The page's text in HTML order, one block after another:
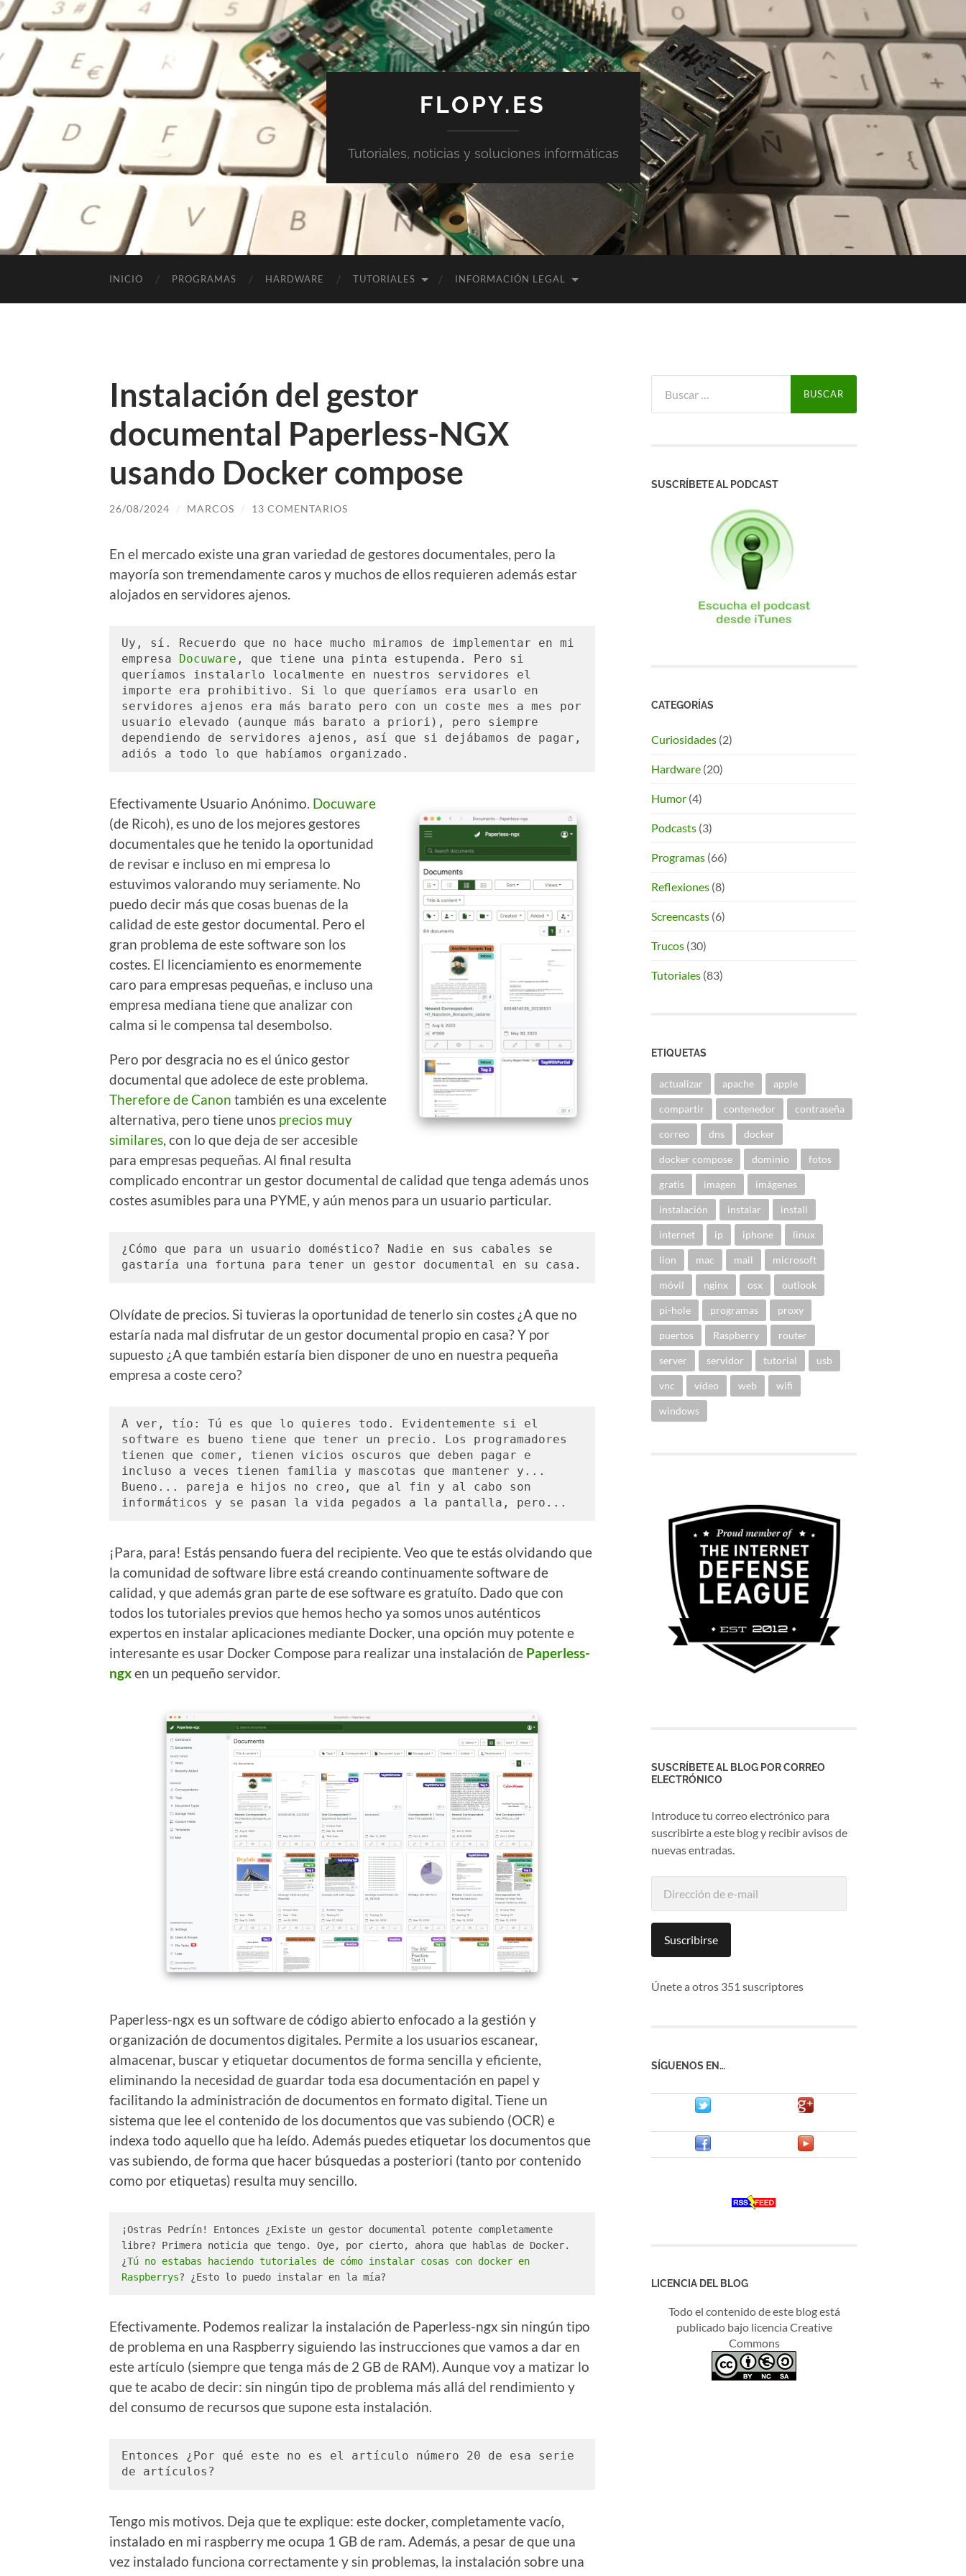
FLOPY.ES
Tutoriales, noticias y soluciones informáticas
INICIO PROGRAMAS HARDWARE TUTORIALES INFORMACIÓN LEGAL
Instalación del gestor
documental Paperless-NGX
usando Docker compose
26/08/2024 / MARCOS / 13 COMENTARIOS
En el mercado existe una gran variedad de gestores documentales, pero la
mayoría son tremendamente caros y muchos de ellos requieren además estar
alojados en servidores ajenos.
Uy, sí. Recuerdo que no hace mucho miramos de implementar en mi
empresa Docuware , que tiene una pinta estupenda. Pero si
queríamos instalarlo localmente en nuestros servidores el
importe era prohibitivo. Si lo que queríamos era usarlo en
servidores ajenos era más barato pero con un coste mes a mes por
usuario elevado (aunque más barato a priori), pero siempre
dependiendo de servidores ajenos, así que si dejábamos de pagar,
adiós a todo lo que habíamos organizado.
Efectivamente Usuario Anónimo. Docuware
(de Ricoh), es uno de los mejores gestores
documentales que he tenido la oportunidad
de revisar e incluso en mi empresa lo
estuvimos valorando muy seriamente. No
puedo decir más que cosas buenas de la
calidad de este gestor documental. Pero el
gran problema de este software son los
costes. El licenciamiento es enormemente
caro para empresas pequeñas, e incluso una
empresa mediana tiene que analizar con
calma si le compensa tal desembolso.
Pero por desgracia no es el único gestor
documental que adolece de este problema.
Therefore de Canon también es una excelente
alternativa, pero tiene unos precios muy
similares , con lo que deja de ser accesible
para empresas pequeñas. Al final resulta
complicado encontrar un gestor documental de calidad que tenga además unos
costes asumibles para una PYME, y aún menos para un usuario particular.
¿Cómo que para un usuario doméstico? Nadie en sus cabales se
Olvídate de precios. Si tuvieras la oportunidad de tenerlo sin costes ¿A que no
estaría nada mal disfrutar de un gestor documental propio en casa? Y por
supuesto ¿A que también estaría bien disponer de uno en nuestra pequeña
empresa a coste cero?
A ver, tío: Tú es que lo quieres todo. Evidentemente si el
software es bueno tiene que tener un precio. Los programadores
tienen que comer, tienen vicios oscuros que deben pagar e
incluso a veces tienen familia y mascotas que mantener y...
Bueno... pareja e hijos no creo, que al fin y al cabo son
informáticos y se pasan la vida pegados a la pantalla, pero...
¡Para, para! Estás pensando fuera del recipiente. Veo que te estás olvidando que
la comunidad de software libre está creando continuamente software de
calidad, y que además gran parte de ese software es gratuíto. Dado que con
todos los tutoriales previos que hemos hecho ya somos unos auténticos
expertos en instalar aplicaciones mediante Docker, una opción muy potente e
interesante es usar Docker Compose para realizar una instalación de Paperless-
ngxen un pequeño servidor.
Paperless-ngx es un software de código abierto enfocado a la gestión y
organización de documentos digitales. Permite a los usuarios escanear,
almacenar, buscar y etiquetar documentos de forma sencilla y eficiente,
eliminando la necesidad de guardar toda esa documentación en papel y
facilitando la administración de documentos en formato digital. Tiene un
sistema que lee el contenido de los documentos que vas subiendo (OCR) e
indexa todo aquello que ha leído. Además puedes etiquetar los documentos que
vas subiendo, de forma que hacer búsquedas a posteriori (tanto por contenido
como por etiquetas) resulta muy sencillo.
¡Ostras Pedrín! Entonces ¿Existe un gestor documental potente completamente
libre? Primera noticia que tengo. Oye, por cierto, ahora que hablas de Docker.
¿Tú no estabas haciendo tutoriales de cómo instalar cosas con docker en
Raspberrys? ¿Esto lo puedo instalar en la mía?
Efectivamente. Podemos realizar la instalación de Paperless-ngx sin ningún tipo
de problema en una Raspberry siguiendo las instrucciones que vamos a dar en
este artículo (siempre que tenga más de 2 GB de RAM). Aunque voy a matizar lo
que te acabo de decir: sin ningún tipo de problema más allá del rendimiento y
del consumo de recursos que supone esta instalación.
Entonces ¿Por qué este no es el artículo número 20 de esa serie
de artículos?
Tengo mis motivos. Deja que te explique: este docker, completamente vacío,
instalado en mi raspberry me ocupa 1 GB de ram. Además, a pesar de que una
vez instalado funciona correctamente y sin problemas, la instalación sobre una
SUSCRÍBETE AL PODCAST
CATEGORÍAS
Curiosidades (2)
Hardware (20)
Humor (4)
Podcasts (3)
Programas (66)
Reflexiones (8)
Screencasts (6)
Trucos (30)
Tutoriales (83)
ETIQUETAS
actualizar apache apple
compartir contenedor contraseña
correo dns docker
docker compose dominio fotos
gratis imagen imágenes
instalación instalar install
internet ip iphone linux
lion mac mail microsoft
móvil nginx osx outlook
pi-hole programas proxy
puertos Raspberry router
server servidor tutorial usb
vnc vídeo web wifi
windows
SUSCRÍBETE AL BLOG POR CORREO
ELECTRÓNICO
Introduce tu correo electrónico para
suscribirte a este blog y recibir avisos de
nuevas entradas.
mailSuscribirse
Únete a otros 351 suscriptores
SÍGUENOS EN…
LICENCIA DEL BLOG
Todo el contenido de este blog está
publicado bajo licencia Creative
Commons